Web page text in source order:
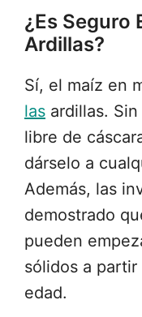
¿Es Seguro
Ardillas?
Sí, el maíz en
las ardillas.
libre de
dárselo a
Además, las
demostrado
pueden
sólidos a partir
edad.